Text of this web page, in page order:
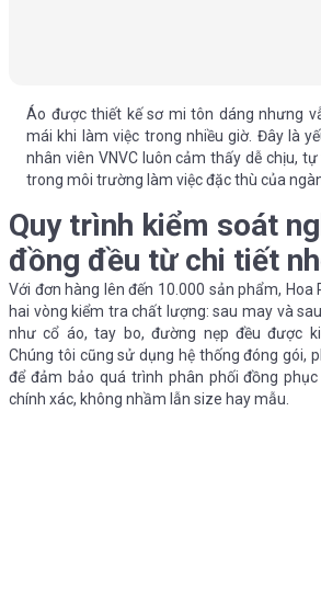
Áo được thiết kế sơ mi tôn dáng nhưng
mái khi làm việc trong nhiều giờ. Đây là
nhân viên VNVC luôn cảm thấy dễ chịu,
trong môi trường làm việc đặc thù của
Quy trình kiểm soát
đồng đều từ chi tiết
Với đơn hàng lên đến 10.000 sản phẩm, Hoa
hai vòng kiểm tra chất lượng: sau may và
như cổ áo, tay bo, đường nẹp đều được
Chúng tôi cũng sử dụng hệ thống đóng gói,
để đảm bảo quá trình phân phối đồng
chính xác, không nhầm lẫn size hay mẫu.